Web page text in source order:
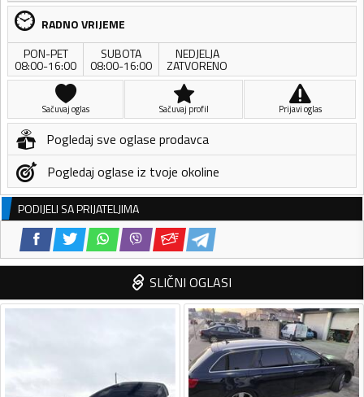
RADNO VRIJEME
PON-PET
08:00-16:00
SUBOTA
08:00-16:00
NEDJELJA
ZATVORENO
Sačuvaj oglas Sačuvaj profil Prijavi oglas
Pogledaj sve oglase prodavca
Pogledaj oglase iz tvoje okoline
PODIJELI SA PRIJATELJIMA
SLIČNI OGLASI